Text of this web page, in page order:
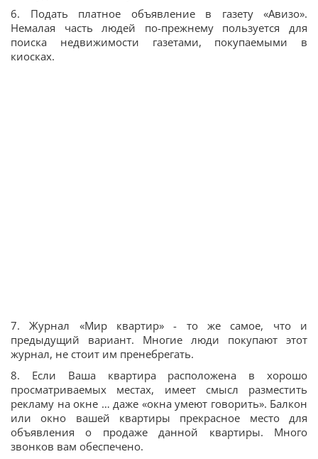
6. Подать платное объявление в газету «Авизо».
Немалая часть людей по-прежнему пользуется для
поиска недвижимости газетами, покупаемыми в
киосках.
7. Журнал «Мир квартир» - то же самое, что и
предыдущий вариант. Многие люди покупают этот
журнал, не стоит им пренебрегать.
8. Если Ваша квартира расположена в хорошо
просматриваемых местах, имеет смысл разместить
рекламу на окне … даже «окна умеют говорить». Балкон
или окно вашей квартиры прекрасное место для
объявления о продаже данной квартиры. Много
звонков вам обеспечено.